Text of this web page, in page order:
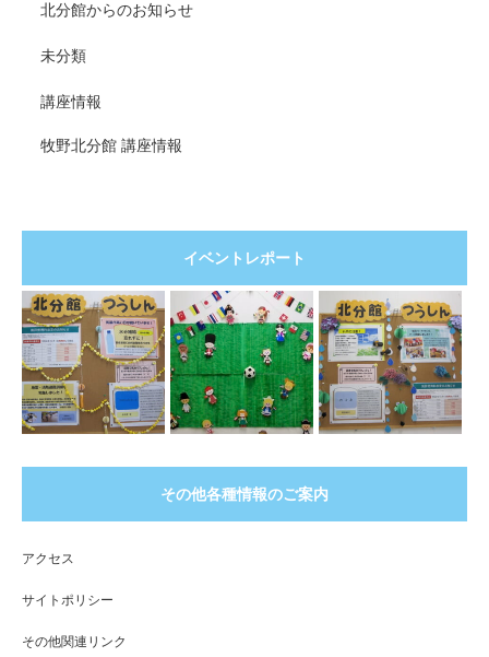
北分館からのお知らせ
未分類
講座情報
牧野北分館 講座情報
イベントレポート
その他各種情報のご案内
アクセス
サイトポリシー
その他関連リンク